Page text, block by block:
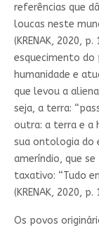
referências que
loucas neste
(KRENAK, 2020,
esquecimento
humanidade e
que levou a
seja, a terra:
outra: a terra e a
sua ontologia do
ameríndio, que
taxativo: “Tudo
(KRENAK, 2020, p.
Os povos